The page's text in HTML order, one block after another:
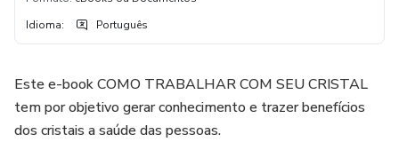
Idioma: Português
Este e-book COMO TRABALHAR COM SEU CRISTAL
tem por objetivo gerar conhecimento e trazer benefícios
dos cristais a saúde das pessoas.